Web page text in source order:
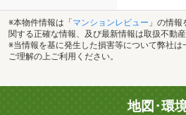
※本物件情報は「 マンションレビュー 」の情
関する正確な情報、及び最新情報は取扱不動
※当情報を基に発生した損害等について弊社
ご理解の上ご利用ください。
地図･環